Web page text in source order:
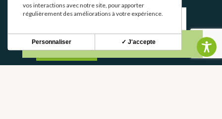
S'INSCRIRE
vos interactions avec notre site, pour apporter
régulièrement des améliorations à votre expérience.
✓ J'accepte
Personnaliser